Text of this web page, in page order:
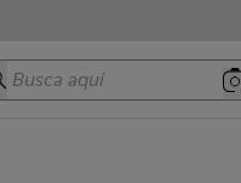
aquí